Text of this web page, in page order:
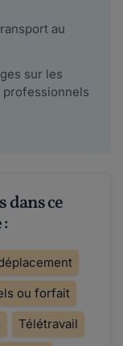
au
sur les
dans ce
ou forfait
Télétravail